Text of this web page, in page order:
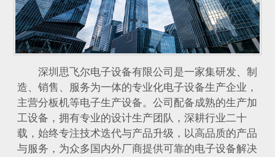
深圳思飞尔电子设备有限公司是一家集研发、制
造、销售、服务为一体的专业化电子设备生产企业，
主营分板机等电子生产设备。公司配备成熟的生产加
工设备，拥有专业的设计生产团队，深耕行业二十
载，始终专注技术迭代与产品升级，以高品质的产品
与服务，为众多国内外厂商提供可靠的电子设备解决